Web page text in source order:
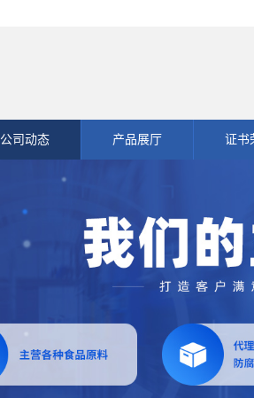
公司动态 产品展厅 证书